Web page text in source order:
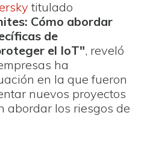
titulado
Cómo abordar
de
el IoT", reveló
ha
en la que fueron
nuevos proyectos
abordar los riesgos de